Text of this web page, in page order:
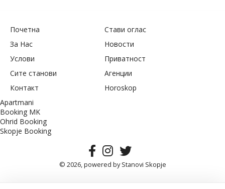
Почетна
Стави оглас
За Нас
Новости
Услови
Приватност
Сите станови
Агенции
Контакт
Horoskop
Apartmani
Booking MK
Ohrid Booking
Skopje Booking
© 2026, powered byStanovi Skopje